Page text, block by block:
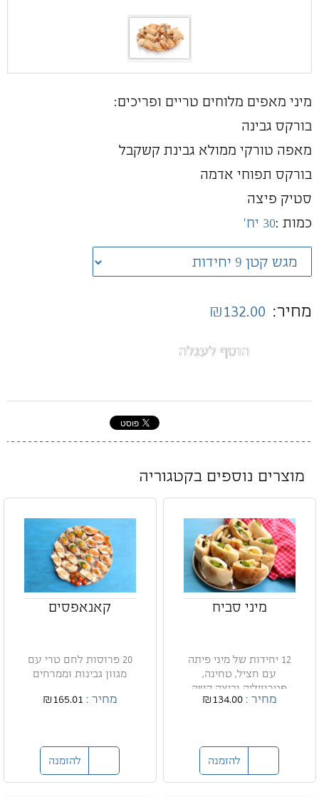
מיני מאפים מלוחים טריים ופריכים:
בורקס גבינה
מאפה טורקי ממולא גבינת קשקבל
בורקס תפוחי אדמה
סטיק פיצה
כמות :30 יח'
מחיר: ₪132.00
הוסף לעגלה
מוצרים נוספים בקטגוריה
מיני סביח
12 יחידות של מיני פיתה
עם חציל, טחינה,
פטרוזיליה וביצה קשה
מחיר :₪134.00
להזמנה
קאנאפסים
20 פרוסות לחם טרי עם
מגוון גבינות וממרחים
מחיר : ₪165.01
להזמנה